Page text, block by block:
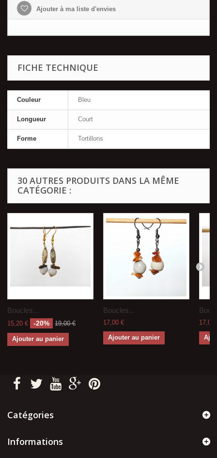
Ajouter à ma liste d'envies
FICHE TECHNIQUE
Couleur Bleu
Longueur Court
Forme Tortillons
30 AUTRES PRODUITS DANS LA MÊME
CATÉGORIE :
Boucles...
15,20 € -20% 19,00 €
Ajouter au panier
Boucles...
17,00 €
Ajouter au panier
17,00
Catégories
Informations